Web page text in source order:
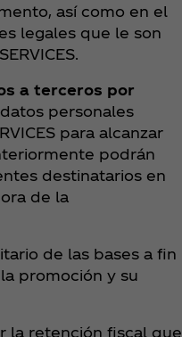
así como en el
legales que le son
a terceros por
personales
para alcanzar
podrán
destinatarios en
de la
de las bases a fin
promoción y su
la retención fiscal que